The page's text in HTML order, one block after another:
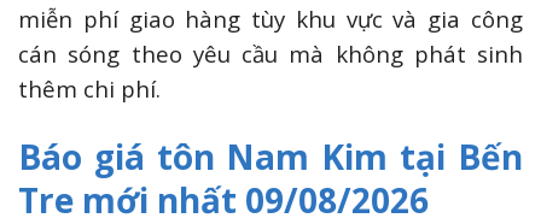
miễn phí giao hàng tùy khu vực và gia công
cán sóng theo yêu cầu mà không phát sinh
thêm chi phí.
Báo giá tôn Nam Kim tại Bến
Tre mới nhất 09/08/2026